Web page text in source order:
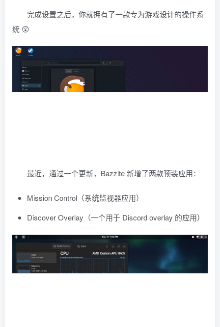
完成设置之后，你就拥有了一款专为游戏设计的操作系
统 😲
最近，通过一个更新，Bazzite 新增了两款预装应用：
Mission Control（系统监视器应用）
Discover Overlay（一个用于 Discord overlay 的应用）